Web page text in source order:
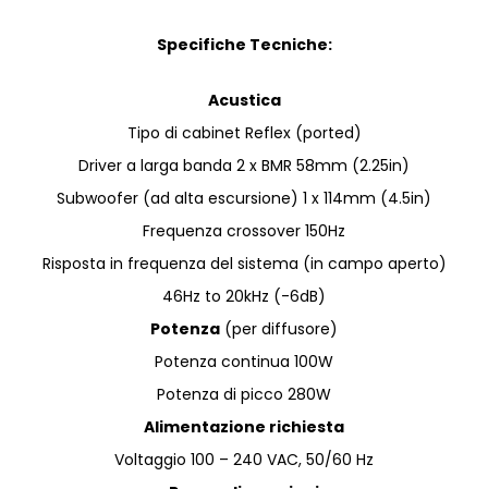
Specifiche Tecniche:
Acustica
Tipo di cabinet Reflex (ported)
Driver a larga banda 2 x BMR 58mm (2.25in)
Subwoofer (ad alta escursione) 1 x 114mm (4.5in)
Frequenza crossover 150Hz
Risposta in frequenza del sistema (in campo aperto)
46Hz to 20kHz (-6dB)
Potenza (per diffusore)
Potenza continua 100W
Potenza di picco 280W
Alimentazione richiesta
Voltaggio 100 – 240 VAC, 50/60 Hz